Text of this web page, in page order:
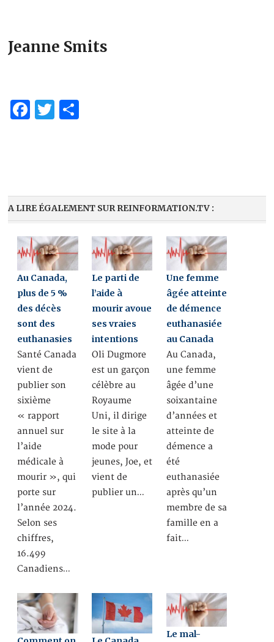
Jeanne Smits
Facebook
Twitter
A LIRE ÉGALEMENT SUR REINFORMATION.TV :
Au Canada,
plus de 5 %
des décès
sont des
euthanasies
Santé Canada
vient de
publier son
sixième
« rapport
annuel sur
l’aide
médicale à
mourir », qui
porte sur
l’année 2024.
Selon ses
chiffres,
16.499
Canadiens…
Le parti de
l’aide à
mourir avoue
ses vraies
intentions
Oli Dugmore
est un garçon
célèbre au
Royaume
Uni, il dirige
le site à la
mode pour
jeunes, Joe, et
vient de
publier un…
Une femme
âgée atteinte
de démence
euthanasiée
au Canada
Au Canada,
une femme
âgée d’une
soixantaine
d’années et
atteinte de
démence a
été
euthanasiée
après qu’un
membre de sa
famille en a
fait…
Le mal-